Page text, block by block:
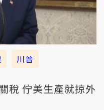
川普
稅 佇美生產就掠外